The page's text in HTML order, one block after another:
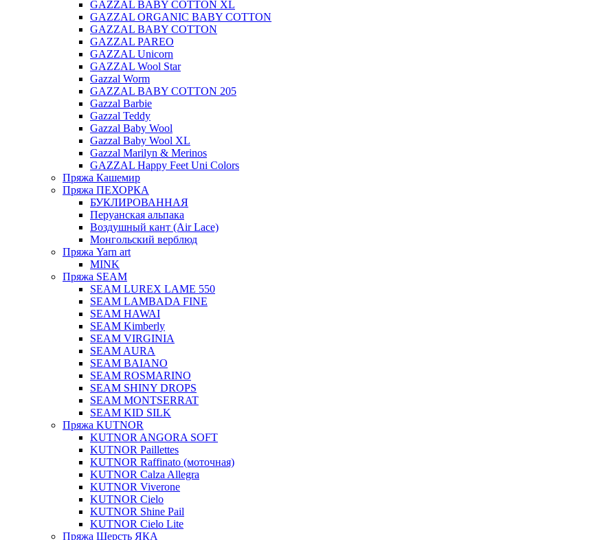
GAZZAL BABY COTTON XL
GAZZAL ORGANIC BABY COTTON
GAZZAL BABY COTTON
GAZZAL PAREO
GAZZAL Unicorn
GAZZAL Wool Star
Gazzal Worm
GAZZAL BABY COTTON 205
Gazzal Barbie
Gazzal Teddy
Gazzal Baby Wool
Gazzal Baby Wool XL
Gazzal Marilyn & Merinos
GAZZAL Happy Feet Uni Colors
Пряжа Кашемир
Пряжа ПЕХОРКА
БУКЛИРОВАННАЯ
Перуанская альпака
Воздушный кант (Air Lace)
Монгольский верблюд
Пряжа Yarn art
MINK
Пряжа SEAM
SEAM LUREX LAME 550
SEAM LAMBADA FINE
SEAM HAWAI
SEAM Kimberly
SEAM VIRGINIA
SEAM AURA
SEAM BAIANO
SEAM ROSMARINO
SEAM SHINY DROPS
SEAM MONTSERRAT
SEAM KID SILK
Пряжа KUTNOR
KUTNOR ANGORA SOFT
KUTNOR Paillettes
KUTNOR Raffinato (моточная)
KUTNOR Calza Allegra
KUTNOR Viverone
KUTNOR Cielo
KUTNOR Shine Pail
KUTNOR Cielo Lite
Пряжа Шерсть ЯКА